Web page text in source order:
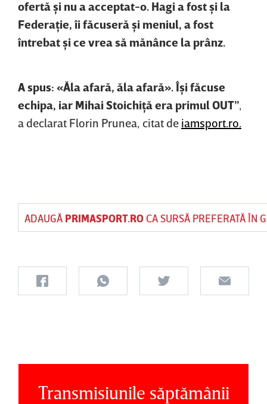
ofertă şi nu a acceptat-o. Hagi a fost şi la
Federaţie, îi făcuseră şi meniul, a fost
întrebat şi ce vrea să mănânce la prânz.
A spus: «Ăla afară, ăla afară». Îşi făcuse
echipa, iar Mihai Stoichiţă era primul OUT”,
a declarat Florin Prunea, citat de iamsport.ro.
ADAUGĂ PRIMASPORT.ROCA SURSĂ PREFERATĂ ÎN
Transmisiunile săptămânii